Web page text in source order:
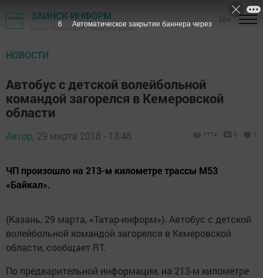
ЗАИНСК-ИНФОРМ
Газета "Новый Зай" - Заинский район
НОВОСТИ
Автобус с детской волейбольной
командой загорелся в Кемеровской
области
Автор, 29 марта 2018 - 13:48 1774 0 1
ЧП произошло на 213-м километре трассы М53
«Байкал».
(Казань, 29 марта, «Татар-информ»). Автобус с детской
волейбольной командой загорелся в Кемеровской
области, сообщает RT.
По предварительной информации, на 213-м километре
5 Автоматическое закрытие баннера через